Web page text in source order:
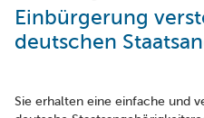
Einbürgerung
deutschen
Sie erhalten eine einfache und